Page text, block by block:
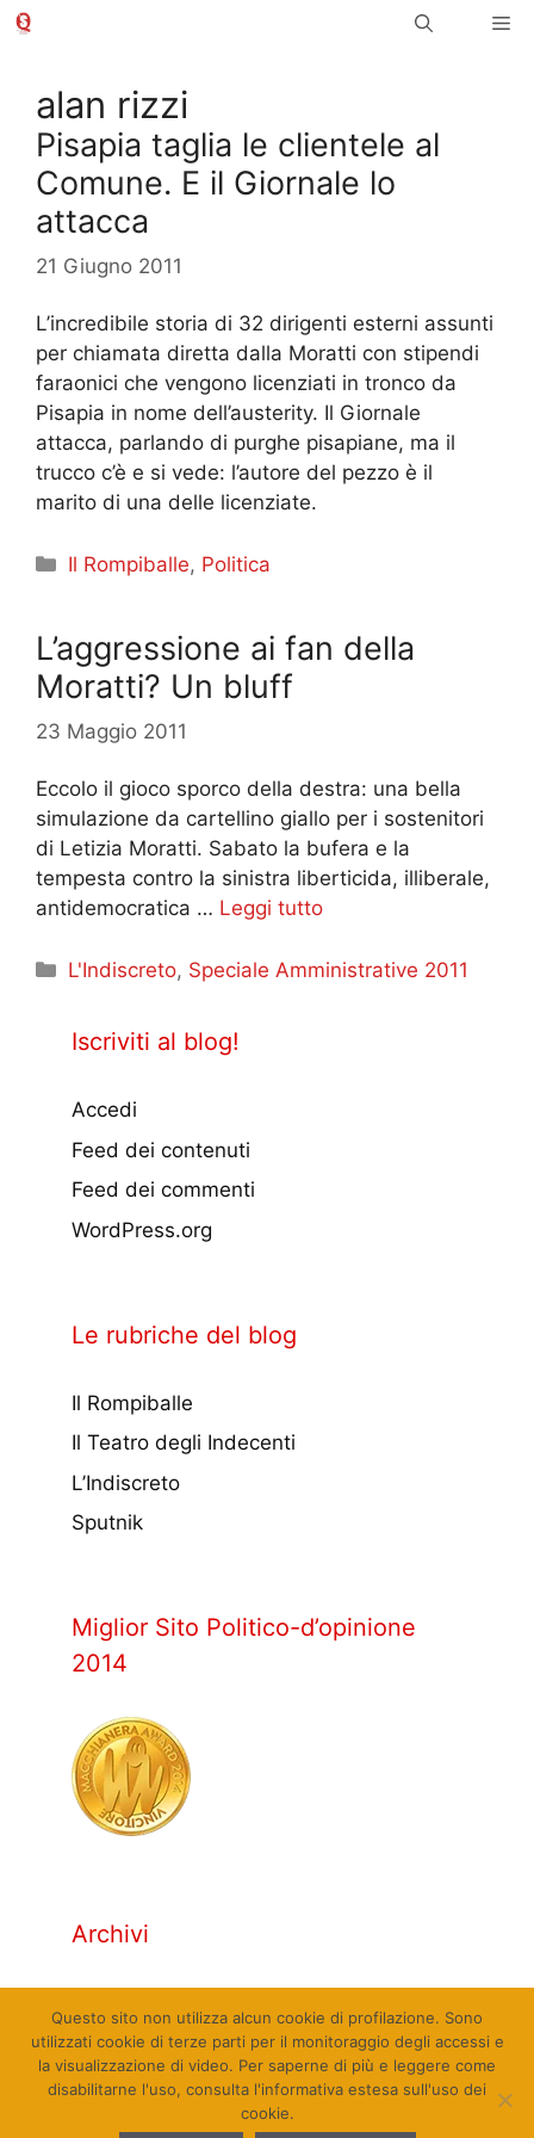
Vai
alan rizzi
Pisapia taglia le clientele al
Comune. E il Giornale lo
attacca
21 Giugno 2011
L’incredibile storia di 32 dirigenti esterni assunti
per chiamata diretta dalla Moratti con stipendi
faraonici che vengono licenziati in tronco da
Pisapia in nome dell’austerity. Il Giornale
attacca, parlando di purghe pisapiane, ma il
trucco c’è e si vede: l’autore del pezzo è il
marito di una delle licenziate.
Categorie
Il Rompiballe, Politica
L’aggressione ai fan della
Moratti? Un bluff
23 Maggio 2011
Eccolo il gioco sporco della destra: una bella
simulazione da cartellino giallo per i sostenitori
di Letizia Moratti. Sabato la bufera e la
tempesta contro la sinistra liberticida, illiberale,
antidemocratica … Leggi tutto
Categorie
L'Indiscreto, Speciale Amministrative 2011
Iscriviti al blog!
Accedi
Feed dei contenuti
Feed dei commenti
WordPress.org
Le rubriche del blog
Il Rompiballe
Il Teatro degli Indecenti
L’Indiscreto
Sputnik
Miglior Sito Politico-d’opinione
2014
Archivi
Questo sito non utilizza alcun cookie di profilazione. Sono
utilizzati cookie di terze parti per il monitoraggio degli accessi e
la visualizzazione di video. Per saperne di più e leggere come
disabilitarne l'uso, consulta l'informativa estesa sull'uso dei
cookie.